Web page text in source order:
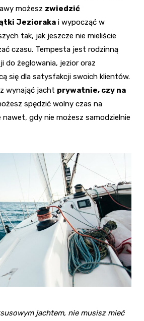
możesz zwiedzić
Jezioraka i wypocząć w
tak, jak jeszcze nie mieliście
czasu. Tempesta jest rodzinną
do żeglowania, jezior oraz
się dla satysfakcji swoich klientów.
wynająć jacht prywatnie, czy na
spędzić wolny czas na
gdy nie możesz samodzielnie
jachtem, nie musisz mieć